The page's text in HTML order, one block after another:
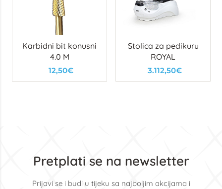
Karbidni bit konusni
4.0 M
12,50€
Stolica za pedikuru
ROYAL
3.112,50€
Pretplati se na newsletter
Prijavi se i budi u tijeku sa najboljim akcijama i